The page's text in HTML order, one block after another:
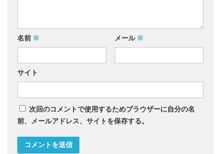
名前 ※ メール ※
サイト
次回のコメントで使用するためブラウザーに自分の名
前、メールアドレス、サイトを保存する。